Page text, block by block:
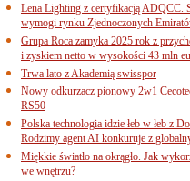
Lena Lighting z certyfikacją ADQCC.
wymogi rynku Zjednoczonych
Grupa Roca zamyka 2025 rok z
i zyskiem netto w wysokości 43 mln
Trwa lato z Akademią swisspor
Nowy odkurzacz pionowy 2w1
RS50
Polska technologia idzie łeb w łeb z
Rodzimy agent AI konkuruje z
Miękkie światło na okrągło. Jak
we wnętrzu?